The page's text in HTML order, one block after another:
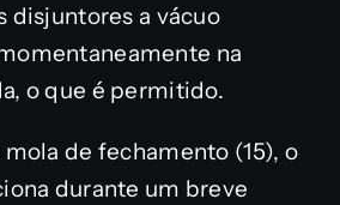
disjuntores a vácuo
na
o que é permitido.
mola de fechamento (15), o
durante um breve